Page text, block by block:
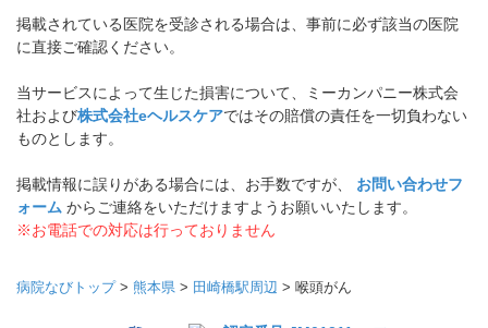
掲載されている医院を受診される場合は、事前に必ず該当の医院
に直接ご確認ください。
当サービスによって生じた損害について、ミーカンパニー株式会
社および株式会社eヘルスケアではその賠償の責任を一切負わない
ものとします。
掲載情報に誤りがある場合には、お手数ですが、 お問い合わせフ
ォーム からご連絡をいただけますようお願いいたします。
※お電話での対応は行っておりません
病院なびトップ> 熊本県 > 田崎橋駅周辺 > 喉頭がん